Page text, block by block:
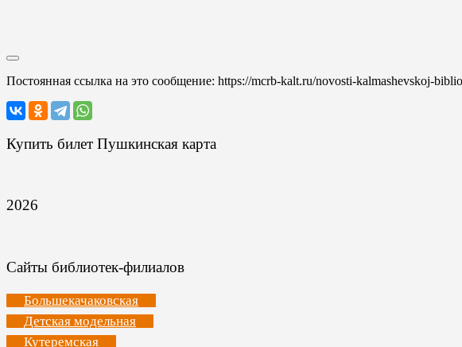
Постоянная ссылка на это сообщение: https://mcrb-kalt.ru/novosti-kalmashevskoj-
Купить билет Пушкинская карта
2026
Сайты библиотек-филиалов
Большекачаковская
Детская модельная
Кутеремская